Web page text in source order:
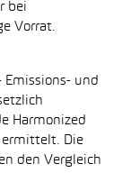
bei
Vorrat.
Emissions- und
Harmonized
ermittelt. Die
den Vergleich